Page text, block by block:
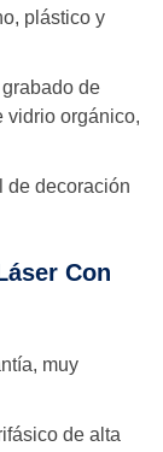
plástico y
de
vidrio orgánico,
de decoración
Con
muy
de alta